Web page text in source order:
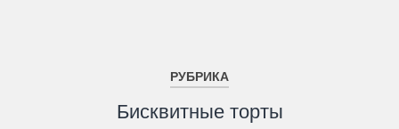
РУБРИКА
Бисквитные торты